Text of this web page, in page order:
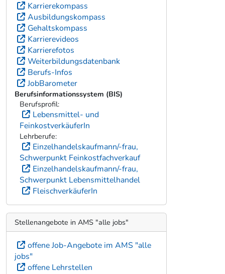
Karrierekompass
Ausbildungskompass
Gehaltskompass
Karrierevideos
Karrierefotos
Weiterbildungsdatenbank
Berufs-Infos
JobBarometer
Berufsinformationssystem (BIS)
Berufsprofil:
Lebensmittel- und
FeinkostverkäuferIn
Lehrberufe:
Einzelhandelskaufmann/-frau,
Schwerpunkt Feinkostfachverkauf
Einzelhandelskaufmann/-frau,
Schwerpunkt Lebensmittelhandel
FleischverkäuferIn
Stellenangebote in AMS "alle jobs"
offene Job-Angebote im AMS "alle
jobs"
offene Lehrstellen